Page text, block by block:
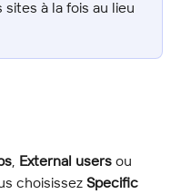
à la fois au lieu
, External users ou
choisissez Specific